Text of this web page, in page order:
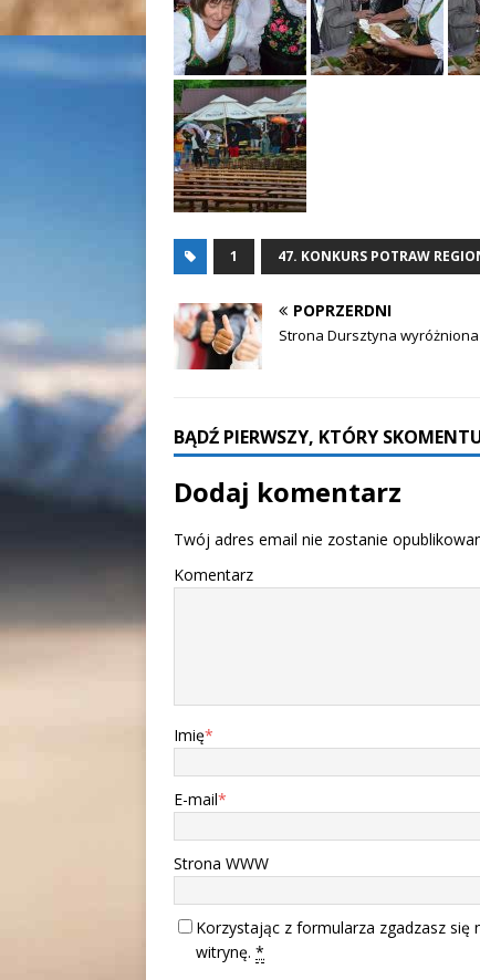
1 47. KONKURS POTRAW
POPRZERDNI
Strona Dursztyna wyróżniona
BĄDŹ PIERWSZY, KTÓRY
Dodaj komentarz
Twój adres email nie zostanie
Komentarz
Imię*
E-mail*
Strona WWW
Korzystając z formularza zgadzasz
witrynę. *